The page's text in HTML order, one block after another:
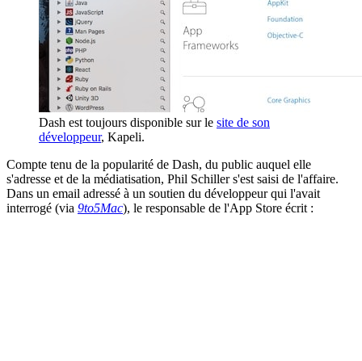
Dash est toujours disponible sur le site de son
développeur, Kapeli.
Compte tenu de la popularité de Dash, du public auquel elle
s'adresse et de la médiatisation, Phil Schiller s'est saisi de l'affaire.
Dans un email adressé à un soutien du développeur qui l'avait
interrogé (via 9to5Mac), le responsable de l'App Store écrit :